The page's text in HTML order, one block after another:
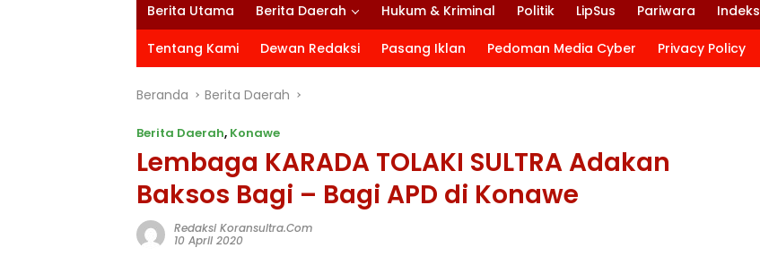
Berita Utama Berita Daerah Hukum & Kriminal Politik LipSus Pariwara Indeks
Tentang Kami Dewan Redaksi Pasang Iklan Pedoman Media Cyber Privacy Policy
Beranda Berita Daerah
Berita Daerah, Konawe
Lembaga KARADA TOLAKI SULTRA Adakan
Baksos Bagi – Bagi APD di Konawe
Redaksi Koransultra.com
10 April 2020